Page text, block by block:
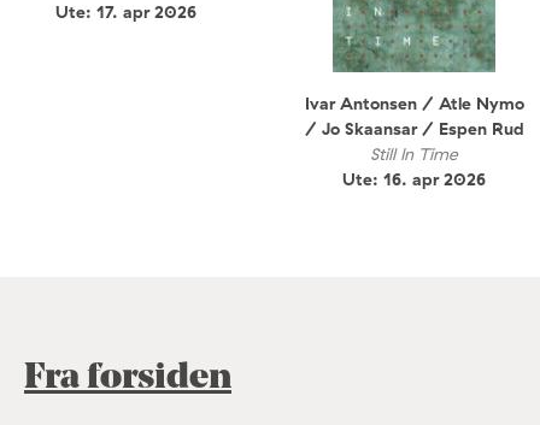
Ute: 17. apr 2026
Ivar Antonsen / Atle Nymo
/ Jo Skaansar / Espen Rud
Still In Time
Ute: 16. apr 2026
Fra forsiden